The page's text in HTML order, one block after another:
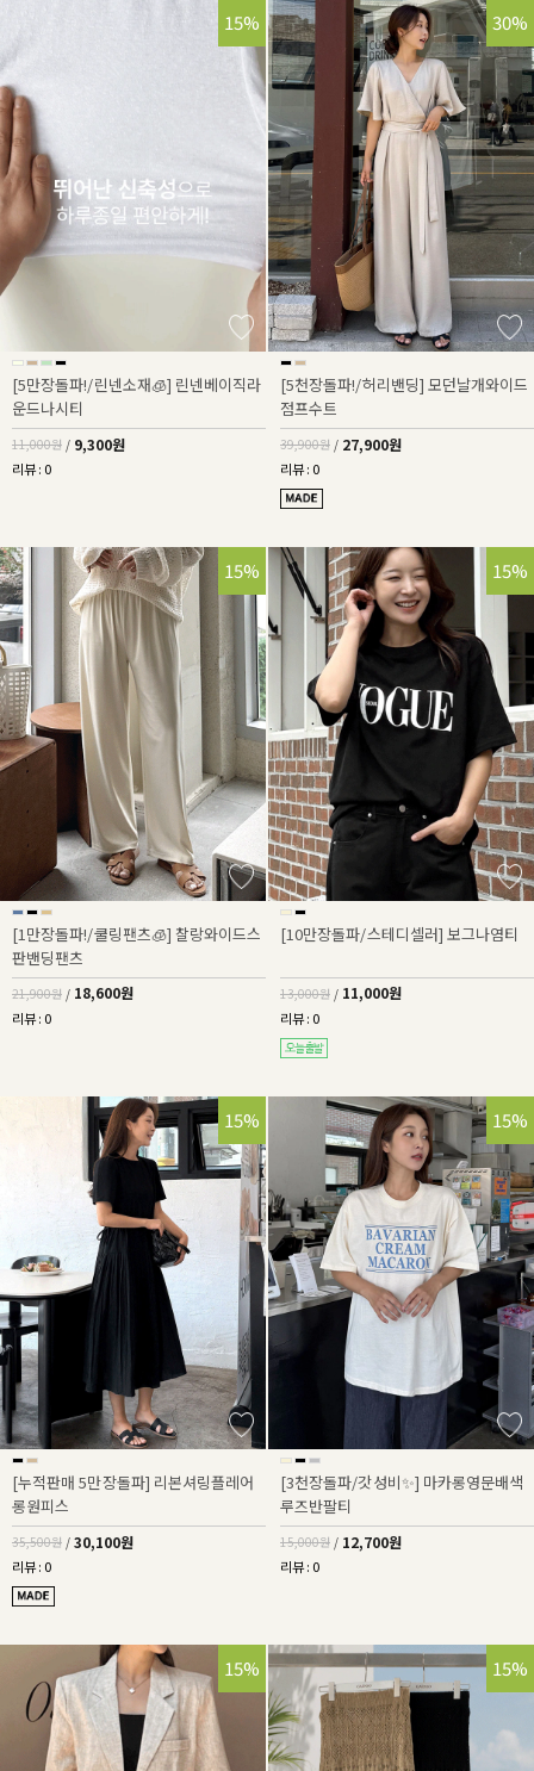
15%
[5만장돌파!/린넨소재🧊] 린넨베이직라
운드나시티
11,000원 / 9,300원
리뷰 : 0
30%
[5천장돌파!/허리밴딩] 모던날개와이드
점프수트
39,900원 / 27,900원
리뷰 : 0
15%
[1만장돌파!/쿨링팬츠🧊] 찰랑와이드스
판밴딩팬츠
21,900원 / 18,600원
리뷰 : 0
15%
[10만장돌파/스테디셀러] 보그나염티
13,000원 / 11,000원
리뷰 : 0
15%
[누적판매 5만장돌파] 리본셔링플레어
롱원피스
35,500원 / 30,100원
리뷰 : 0
15%
[3천장돌파/갓성비✨] 마카롱영문배색
루즈반팔티
15,000원 / 12,700원
리뷰 : 0
15% 15%